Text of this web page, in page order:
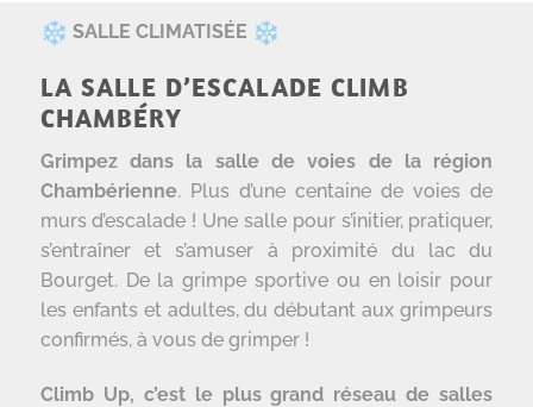
SALLE CLIMATISÉE
LA SALLE D’ESCALADE CLIMB
CHAMBÉRY
Grimpez dans la salle de voies de la région
Chambérienne. Plus d’une centaine de voies de
murs d’escalade ! Une salle pour s’initier, pratiquer,
s’entraîner et s’amuser à proximité du lac du
Bourget. De la grimpe sportive ou en loisir pour
les enfants et adultes, du débutant aux grimpeurs
confirmés, à vous de grimper !
Climb Up, c’est le plus grand réseau de salles